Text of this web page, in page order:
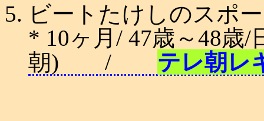
ビートたけしのスポ
* 10ヶ月/ 47歳～48歳/
朝) / テレ朝レ